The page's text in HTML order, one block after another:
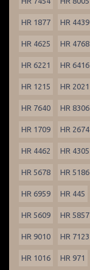
HR 1877 HR 4439
HR 4625 HR 4768
HR 6221 HR 6416
HR 1215 HR 2021
HR 7640 HR 8306
HR 1709 HR 2674
HR 4462 HR 4305
HR 5678 HR 5186
HR 6959 HR 445
HR 5609 HR 5857
HR 9010 HR 7123
HR 1016 HR 971